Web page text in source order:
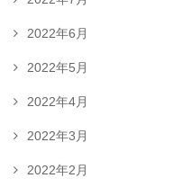
2022年6月
2022年5月
2022年4月
2022年3月
2022年2月